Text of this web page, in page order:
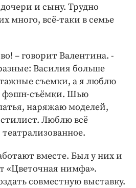
и сыну. Трудно
много, всё-таки в семье
– говорит Валентина. -
Василия больше
съемки, а я люблю
фэшн-съёмки. Шью
наряжаю моделей,
Люблю всё
вместе. Был у них и
«Цветочная нимфа».
совместную выставку.